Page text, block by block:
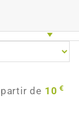
de 10 €